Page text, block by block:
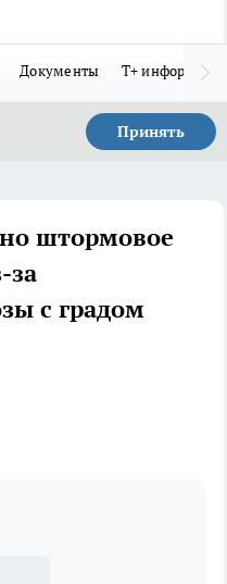
Документы Т+
Принять
штормовое
за
с градом